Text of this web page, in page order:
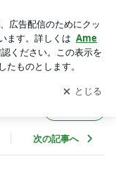
を受け取りまし
開く
次の記事へ